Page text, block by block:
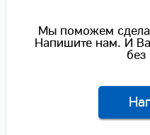
Мы поможем
Напишите нам. И
без